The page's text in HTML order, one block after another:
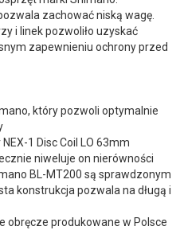
zachować niską wagę.
i linek pozwoliło uzyskać
zapewnieniu ochrony przed
który pozwoli optymalnie
1 Disc Coil LO 63mm
niweluje on nierówności
BL-MT200 są sprawdzonym
konstrukcja pozwala na długą i
obręcze produkowane w Polsce